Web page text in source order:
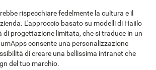
rispecchiare fedelmente la cultura e il
L'approccio basato su modelli di Haiilo
di progettazione limitata, che si traduce in un
consente una personalizzazione
di creare una bellissima intranet che
del tuo marchio.